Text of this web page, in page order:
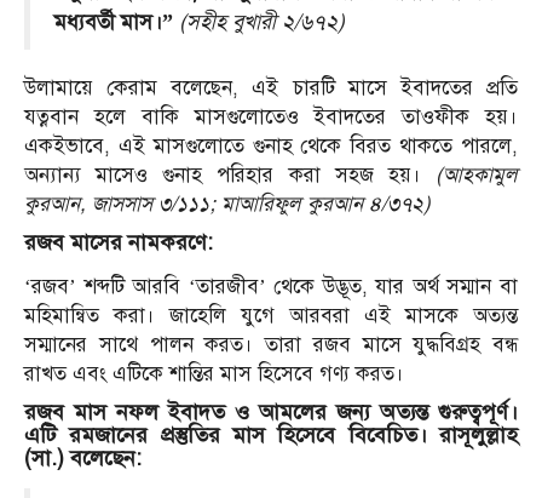
মধ্যবর্তী মাস।” (সহীহ বুখারী ২/৬৭২)
উলামায়ে কেরাম বলেছেন, এই চারটি মাসে ইবাদতের প্রতি
যত্নবান হলে বাকি মাসগুলোতেও ইবাদতের তাওফীক হয়।
একইভাবে, এই মাসগুলোতে গুনাহ থেকে বিরত থাকতে পারলে,
অন্যান্য মাসেও গুনাহ পরিহার করা সহজ হয়। (আহকামুল
কুরআন, জাসসাস ৩/১১১; মাআরিফুল কুরআন ৪/৩৭২)
রজব মাসের নামকরণে:
‘রজব’ শব্দটি আরবি ‘তারজীব’ থেকে উদ্ভূত, যার অর্থ সম্মান বা
মহিমান্বিত করা। জাহেলি যুগে আরবরা এই মাসকে অত্যন্ত
সম্মানের সাথে পালন করত। তারা রজব মাসে যুদ্ধবিগ্রহ বন্ধ
রাখত এবং এটিকে শান্তির মাস হিসেবে গণ্য করত।
রজব মাস নফল ইবাদত ও আমলের জন্য অত্যন্ত গুরুত্বপূর্ণ।
এটি রমজানের প্রস্তুতির মাস হিসেবে বিবেচিত। রাসূলুল্লাহ
(সা.) বলেছেন: